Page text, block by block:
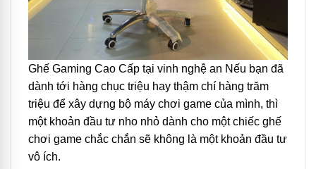
Ghế Gaming Cao Cấp tại vinh nghệ an Nếu bạn đã
dành tới hàng chục triệu hay thậm chí hàng trăm
triệu để xây dựng bộ máy chơi game của mình, thì
một khoản đầu tư nho nhỏ dành cho một chiếc ghế
chơi game chắc chắn sẽ không là một khoản đầu tư
vô ích.